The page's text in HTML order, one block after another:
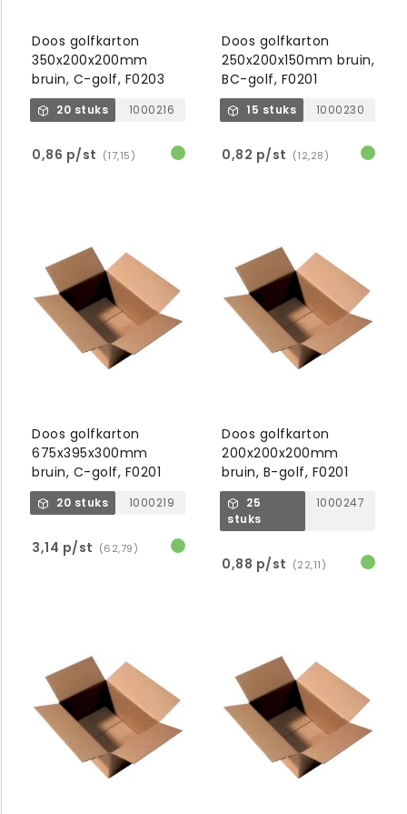
Doos golfkarton
350x200x200mm
bruin, C-golf, F0203
20 stuks 1000216
0,86 p/st (17,15)
Doos golfkarton
250x200x150mm bruin,
BC-golf, F0201
15 stuks 1000230
0,82 p/st (12,28)
Doos golfkarton
675x395x300mm
bruin, C-golf, F0201
20 stuks 1000219
3,14 p/st (62,79)
Doos golfkarton
200x200x200mm
bruin, B-golf, F0201
25
stuks
1000247
0,88 p/st (22,11)